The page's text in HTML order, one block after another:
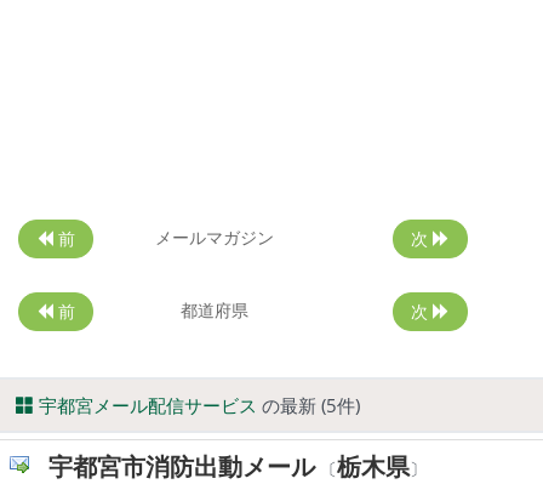
前 メールマガジン 次
前 都道府県 次
宇都宮メール配信サービス の最新 (5件)
宇都宮市消防出動メール〔栃木県〕